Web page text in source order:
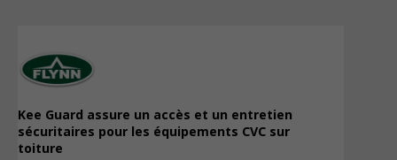
Kee Guard assure un accès et un entretien
sécuritaires pour les équipements CVC sur
toiture